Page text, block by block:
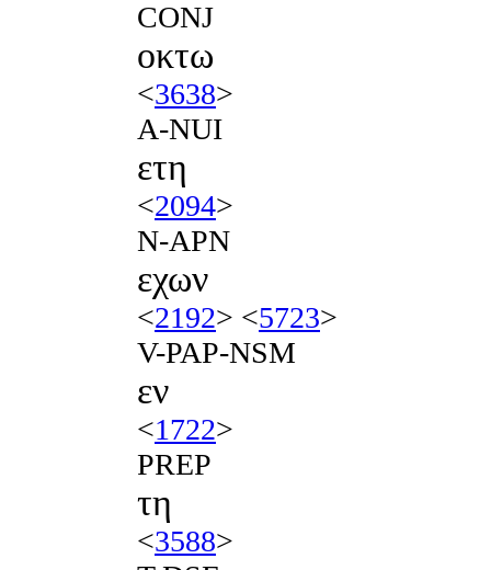
CONJ
οκτω
<3638>
A-NUI
ετη
<2094>
N-APN
εχων
<2192> <5723>
V-PAP-NSM
εν
<1722>
PREP
τη
<3588>